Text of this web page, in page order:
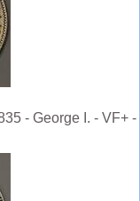
- George I. - VF+ -